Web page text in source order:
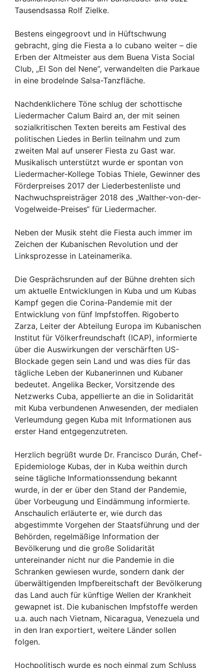
Tausendsassa Rolf Zielke.
Bestens eingegroovt und in Hüftschwung
gebracht, ging die Fiesta a lo cubano weiter – die
Erben der Altmeister aus dem Buena Vista Social
Club, „El Son del Nene“, verwandelten die Parkaue
in eine brodelnde Salsa-Tanzfläche.
Nachdenklichere Töne schlug der schottische
Liedermacher Calum Baird an, der mit seinen
sozialkritischen Texten bereits am Festival des
politischen Liedes in Berlin teilnahm und zum
zweiten Mal auf unserer Fiesta zu Gast war.
Musikalisch unterstützt wurde er spontan von
Liedermacher-Kollege Tobias Thiele, Gewinner des
Förderpreises 2017 der Liederbestenliste und
Nachwuchspreisträger 2018 des „Walther-von-der-
Vogelweide-Preises“ für Liedermacher.
Neben der Musik steht die Fiesta auch immer im
Zeichen der Kubanischen Revolution und der
Linksprozesse in Lateinamerika.
Die Gesprächsrunden auf der Bühne drehten sich
um aktuelle Entwicklungen in Kuba und um Kubas
Kampf gegen die Corina-Pandemie mit der
Entwicklung von fünf Impfstoffen. Rigoberto
Zarza, Leiter der Abteilung Europa im Kubanischen
Institut für Völkerfreundschaft (ICAP), informierte
über die Auswirkungen der verschärften US-
Blockade gegen sein Land und was dies für das
tägliche Leben der Kubanerinnen und Kubaner
bedeutet. Angelika Becker, Vorsitzende des
Netzwerks Cuba, appellierte an die in Solidarität
mit Kuba verbundenen Anwesenden, der medialen
Verleumdung gegen Kuba mit Informationen aus
erster Hand entgegenzutreten.
Herzlich begrüßt wurde Dr. Francisco Durán, Chef-
Epidemiologe Kubas, der in Kuba weithin durch
seine tägliche Informationssendung bekannt
wurde, in der er über den Stand der Pandemie,
über Vorbeugung und Eindämmung informierte.
Anschaulich erläuterte er, wie durch das
abgestimmte Vorgehen der Staatsführung und der
Behörden, regelmäßige Information der
Bevölkerung und die große Solidarität
untereinander nicht nur die Pandemie in die
Schranken gewiesen wurde, sondern dank der
überwältigenden Impfbereitschaft der Bevölkerung
das Land auch für künftige Wellen der Krankheit
gewapnet ist. Die kubanischen Impfstoffe werden
u.a. auch nach Vietnam, Nicaragua, Venezuela und
in den Iran exportiert, weitere Länder sollen
folgen.
Hochpolitisch wurde es noch einmal zum Schluss